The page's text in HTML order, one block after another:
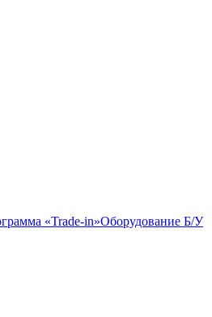
«Trade-in»Оборудование Б/У